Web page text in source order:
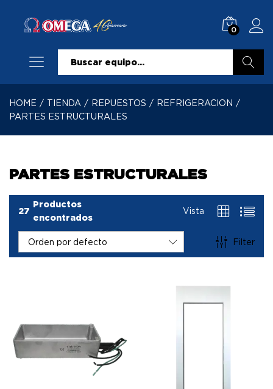
0
HOME / TIENDA / REPUESTOS / REFRIGERACION /
PARTES ESTRUCTURALES
PARTES ESTRUCTURALES
27
Productos
encontrados
Vista
Filter
Orden por defecto